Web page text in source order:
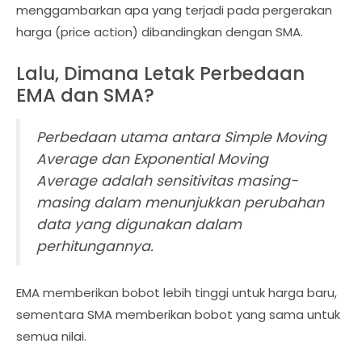
menggambarkan apa yang terjadi pada pergerakan
harga (price action) dibandingkan dengan SMA.
Lalu, Dimana Letak Perbedaan
EMA dan SMA?
Perbedaan utama antara Simple Moving
Average dan Exponential Moving
Average adalah sensitivitas masing-
masing dalam menunjukkan perubahan
data yang digunakan dalam
perhitungannya.
EMA memberikan bobot lebih tinggi untuk harga baru,
sementara SMA memberikan bobot yang sama untuk
semua nilai.